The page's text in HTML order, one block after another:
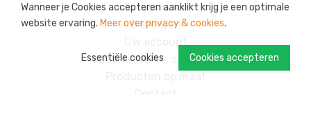
Wanneer je Cookies accepteren aanklikt krijg je een optimale
website ervaring. Meer over privacy & cookies.
Cookies accepteren
Essentiële cookies
Retourneren
Bezorgen
Uw account
Spaarsysteem: s-credits